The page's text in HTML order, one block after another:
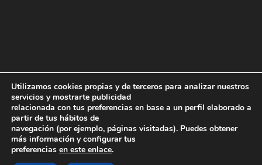
Aviso legal
Política de privacidad
Política de Cookies
Utilizamos cookies propias y de terceros para analizar nuestros
servicios y mostrarte publicidad
relacionada con tus preferencias en base a un perfil elaborado a
partir de tus hábitos de
navegación (por ejemplo, páginas visitadas). Puedes obtener
más información y configurar tus
preferencias en este enlace.